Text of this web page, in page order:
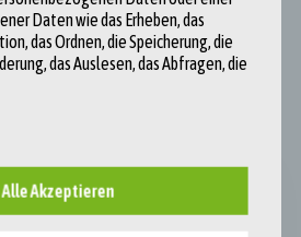
der Artikel
Daten wie das Erheben, das
das Ordnen, die Speicherung, die
das Auslesen, das Abfragen, die
Einschränken, Löschen oder
ist die Kennzeichnung
Akzeptieren